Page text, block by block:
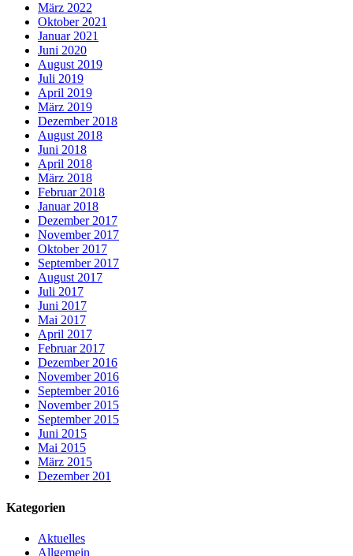
März 2022
Oktober 2021
Januar 2021
Juni 2020
August 2019
Juli 2019
April 2019
März 2019
Dezember 2018
August 2018
Juni 2018
April 2018
März 2018
Februar 2018
Januar 2018
Dezember 2017
November 2017
Oktober 2017
September 2017
August 2017
Juli 2017
Juni 2017
Mai 2017
April 2017
Februar 2017
Dezember 2016
November 2016
September 2016
November 2015
September 2015
Juni 2015
Mai 2015
März 2015
Dezember 201
Kategorien
Aktuelles
Allgemein